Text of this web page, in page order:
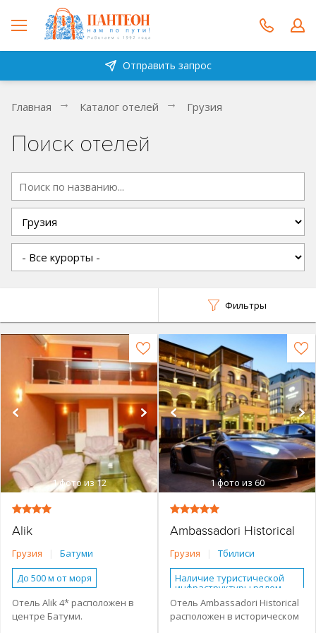
Отправить запрос
Главная Каталог отелей Грузия
Поиск отелей
Фильтры
1фото из 12
Alik
Грузия
Батуми
До 500 м от моря
Наличие туристической
инфраструктуры рядом
Отель Alik 4* расположен в
центре Батуми.
1фото из 60
Ambassadori Historical
Грузия
Тбилиси
Наличие туристической
инфраструктуры рядом
Городской в центре
Отель Ambassadori Historical
расположен в историческом